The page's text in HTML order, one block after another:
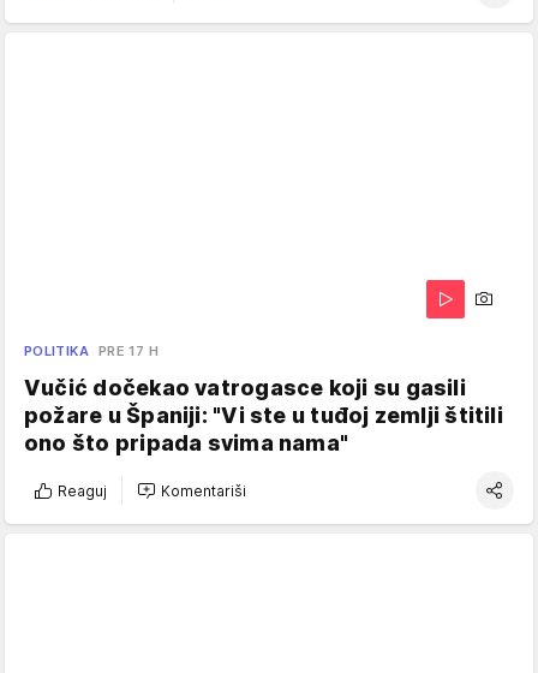
POLITIKA PRE 17 H
Vučić dočekao vatrogasce koji su gasili
požare u Španiji: "Vi ste u tuđoj zemlji štitili
ono što pripada svima nama"
Reaguj Komentariši